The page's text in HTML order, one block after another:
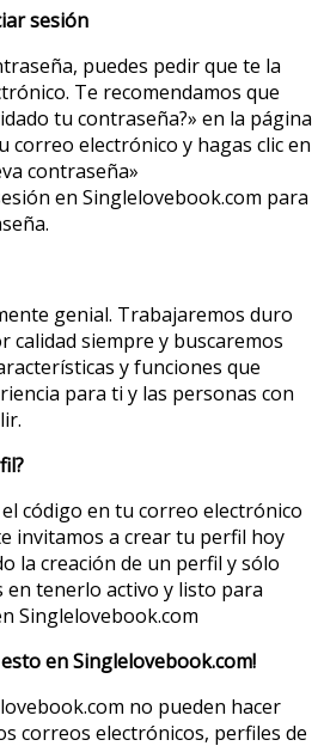
sesión
puedes pedir que te la
Te recomendamos que
tu contraseña?» en la página
correo electrónico y hagas clic en
contraseña»
en Singlelovebook.com para
genial. Trabajaremos duro
calidad siempre y buscaremos
y funciones que
para ti y las personas con
código en tu correo electrónico
invitamos a crear tu perfil hoy
la creación de un perfil y sólo
tenerlo activo y listo para
Singlelovebook.com
en Singlelovebook.com!
no pueden hacer
correos electrónicos, perfiles de